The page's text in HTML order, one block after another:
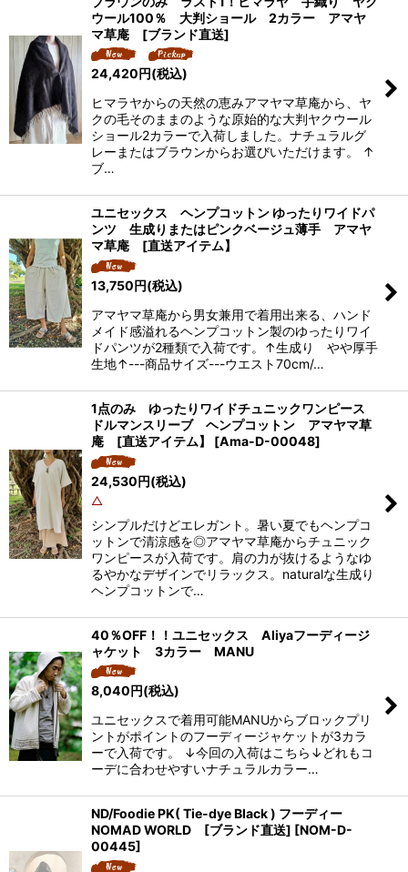
ウール100％ 大判ショール 2カラー アマヤ
マ草庵 [ブランド直送]
24,420円(税込)
ヒマラヤからの天然の恵みアマヤマ草庵から、ヤ
クの毛そのままのような原始的な大判ヤクウール
ショール2カラーで入荷しました。ナチュラルグ
レーまたはブラウンからお選びいただけます。 ↑
ブ…
ユニセックス ヘンプコットン ゆったりワイドパ
ンツ 生成りまたはピンクベージュ薄手 アマヤ
マ草庵 [直送アイテム】
13,750円(税込)
アマヤマ草庵から男女兼用で着用出来る、ハンド
メイド感溢れるヘンプコットン製のゆったりワイ
ドパンツが2種類で入荷です。↑生成り やや厚手
生地↑---商品サイズ---ウエスト70cm/…
1点のみ ゆったりワイドチュニックワンピース
ドルマンスリーブ ヘンプコットン アマヤマ草
庵 [直送アイテム】
[Ama-D-00048]
24,530円(税込)
△
シンプルだけどエレガント。暑い夏でもヘンプコ
ットンで清涼感を◎アマヤマ草庵からチュニック
ワンピースが入荷です。肩の力が抜けるようなゆ
るやかなデザインでリラックス。naturalな生成り
ヘンプコットンで…
40％OFF！！ユニセックス Aliyaフーディージ
ャケット 3カラー MANU
8,040円(税込)
ユニセックスで着用可能MANUからブロックプリ
ントがポイントのフーディージャケットが3カラ
ーで入荷です。 ↓今回の入荷はこちら↓どれもコ
ーデに合わせやすいナチュラルカラー…
ND/Foodie PK( Tie-dye Black ) フーディー
NOMAD WORLD [ブランド直送] [NOM-D-
00445]